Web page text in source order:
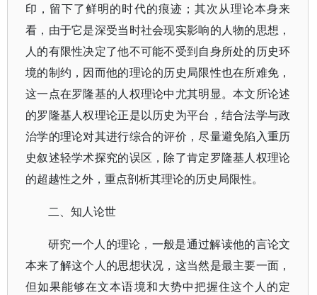
印，留下了鲜明的时代的痕迹；其次从理论本身来
看，由于它是深受当时社会现实影响的人物的思想，
人的有限性决定了他不可能不受到自身所处的历史环
境的制约，因而他的理论的历史局限性也在所难免，
这一点在罗隆基的人权理论中尤其明显。本文所论述
的罗隆基人权理论正是以历史为平台，结合法学与政
治学的理论对其进行综合的评价，尽量避免陷入重历
史叙述轻学术探究的误区，除了肯定罗隆基人权理论
的超越性之外，重点剖析其理论的历史局限性。
二、知人论世
研究一个人的理论，一般是通过解读他的言论文
本来了解这个人的思想状况，这当然是最主要一面，
但如果能够在文本语境和大势中把握住这个人的定